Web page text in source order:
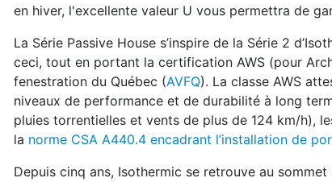
en hiver, l'excellente valeur U vous permettra de
La Série Passive House s’inspire de la Série 2
ceci, tout en portant la certification AWS (pour
fenestration du Québec (AVFQ). La classe AWS
niveaux de performance et de durabilité à long
pluies torrentielles et vents de plus de 124 km/h),
la norme CSA A440.4 encadrant l’installation de
Depuis cinq ans, Isothermic se retrouve au